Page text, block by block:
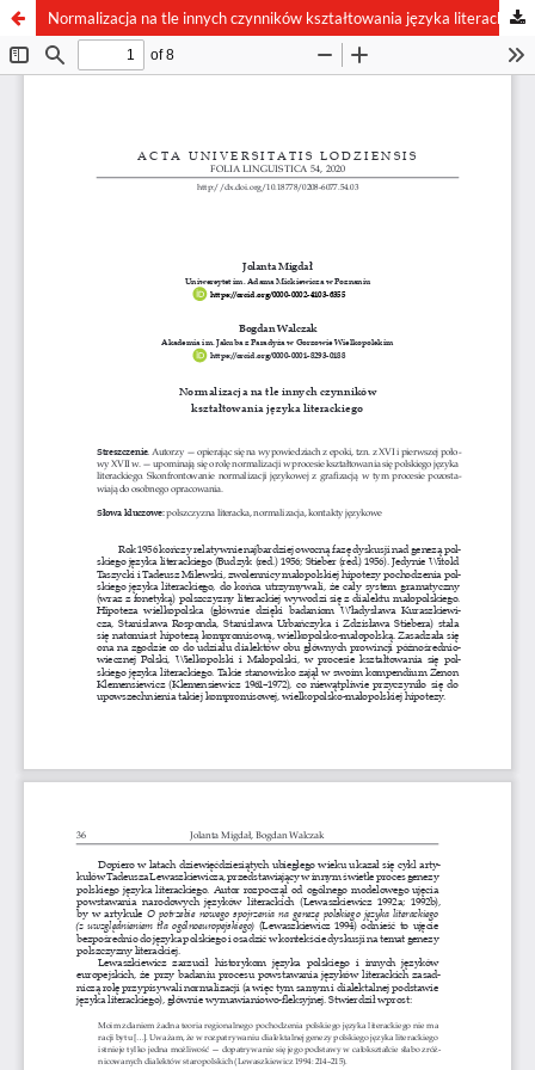
Normalizacja na tle innych czynników kształtowania języka literackiego